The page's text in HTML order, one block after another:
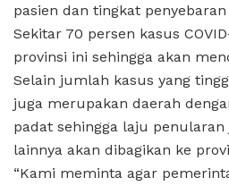
pasien dan tingkat
Sekitar 70 persen kasus
provinsi ini sehingga akan
Selain jumlah kasus yang
juga merupakan daerah
padat sehingga laju penularan
lainnya akan dibagikan ke
“Kami meminta agar